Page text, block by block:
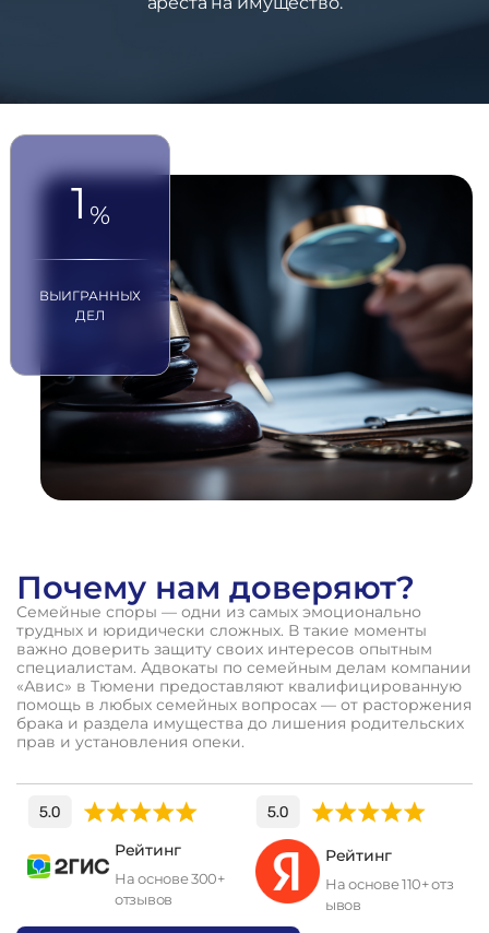
1 %
ВЫИГРАННЫХ
ДЕЛ
Почему нам доверяют?
Семейные споры — одни из самых эмоционально
трудных и юридически сложных. В такие моменты
важно доверить защиту своих интересов опытным
специалистам. Адвокаты по семейным делам компании
«Авис» в Тюмени предоставляют квалифицированную
помощь в любых семейных вопросах — от расторжения
брака и раздела имущества до лишения родительских
прав и установления опеки.
Рейтинг
На основе 300+
отзывов
Рейтинг
На основе 110+ отз
ывов